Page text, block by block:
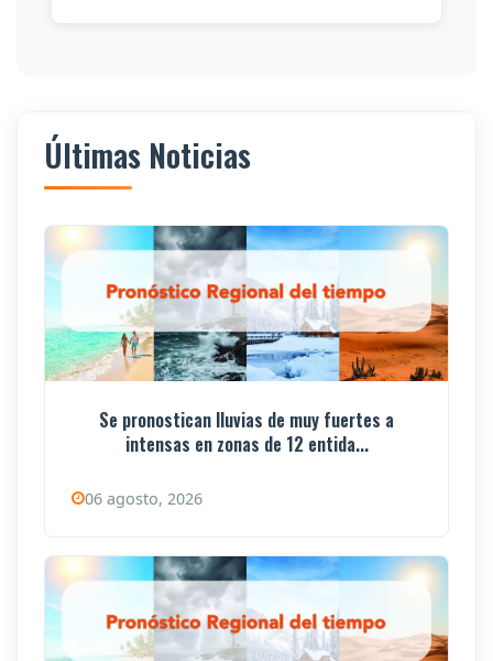
Últimas Noticias
Se pronostican lluvias de muy fuertes a
intensas en zonas de 12 entida...
06 agosto, 2026